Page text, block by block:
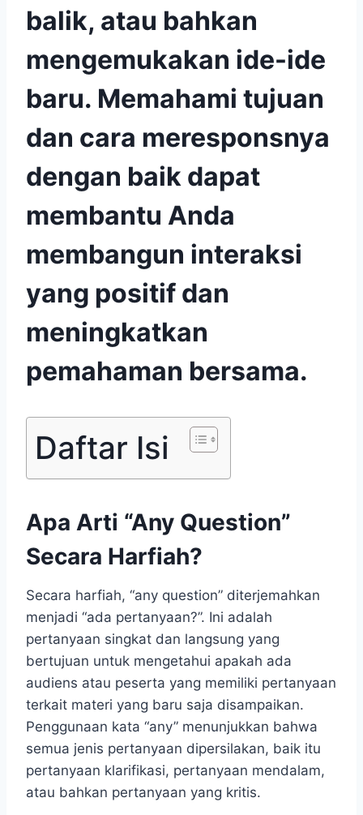
balik, atau bahkan
mengemukakan ide-ide
baru. Memahami tujuan
dan cara meresponsnya
dengan baik dapat
membantu Anda
membangun interaksi
yang positif dan
meningkatkan
pemahaman bersama.
Daftar Isi
Apa Arti “Any Question”
Secara Harfiah?
Secara harfiah, “any question” diterjemahkan
menjadi “ada pertanyaan?”. Ini adalah
pertanyaan singkat dan langsung yang
bertujuan untuk mengetahui apakah ada
audiens atau peserta yang memiliki pertanyaan
terkait materi yang baru saja disampaikan.
Penggunaan kata “any” menunjukkan bahwa
semua jenis pertanyaan dipersilakan, baik itu
pertanyaan klarifikasi, pertanyaan mendalam,
atau bahkan pertanyaan yang kritis.